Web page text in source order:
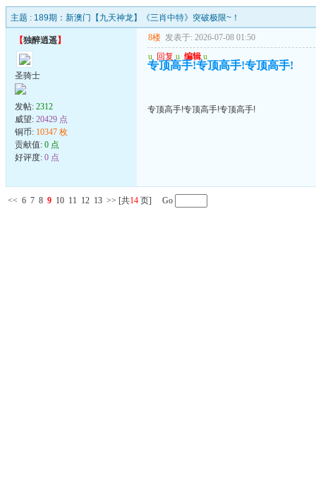
主题 : 189期：新澳门【九天神龙】《三肖中特》突破极限~！
【独醉逍遥】
圣骑士
发帖: 2312
威望: 20429 点
铜币: 10347 枚
贡献值: 0 点
好评度: 0 点
8楼 发表于: 2026-07-08 01:50
u 回复 u 编辑 u
专顶高手!专顶高手!专顶高手!
专顶高手!专顶高手!专顶高手!
<< 6 7 8 9 10 11 12 13 >> [共14 页] Go